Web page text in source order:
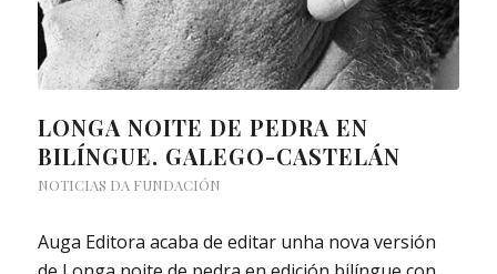
LONGA NOITE DE PEDRA EN
BILÍNGUE. GALEGO-CASTELÁN
NOTICIAS DA FUNDACIÓN
Auga Editora acaba de editar unha nova versión